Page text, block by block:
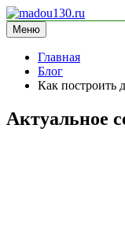
Перейти
к
содержимому
madou130.ru
информационный сайт
Меню
Главная
Блог
Как построить
Актуальное